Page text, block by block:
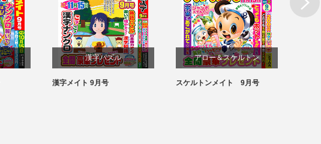
漢字パズル
パズル
漢字メイト 9月号
アロー＆スケルトン
パズル
スケルトンメイト 9月号